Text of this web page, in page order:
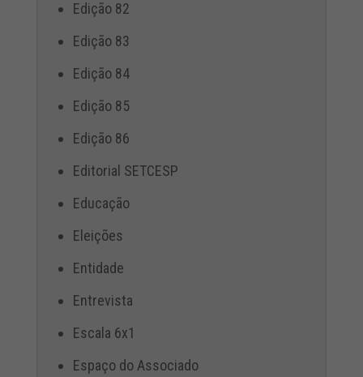
Edição 82
Edição 83
Edição 84
Edição 85
Edição 86
Editorial SETCESP
Educação
Eleições
Entidade
Entrevista
Escala 6x1
Espaço do Associado